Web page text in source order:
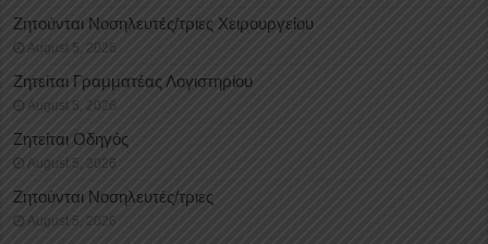
Ζητούνται Νοσηλευτές/τριες Χειρουργείου
August 5, 2026
Ζητείται Γραμματέας Λογιστηρίου
August 5, 2026
Ζητείται Οδηγός
August 5, 2026
Ζητούνται Νοσηλευτές/τριες
August 5, 2026